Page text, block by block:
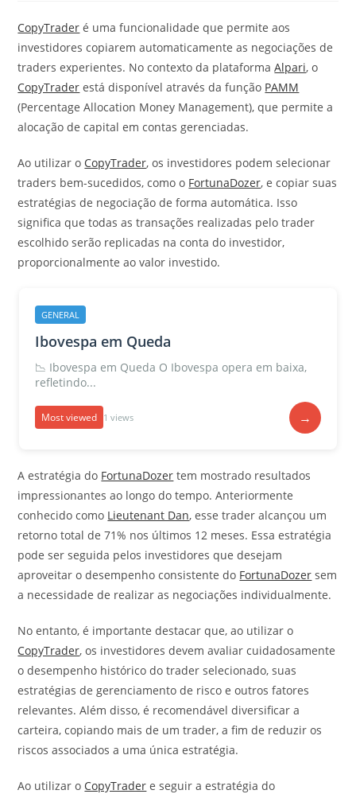
CopyTrader é uma funcionalidade que permite aos
investidores copiarem automaticamente as negociações de
traders experientes. No contexto da plataformaAlpari, o
CopyTrader está disponível através da função PAMM
(Percentage Allocation Money Management), que permite a
alocação de capital em contas gerenciadas.
Ao utilizar o CopyTrader, os investidores podem selecionar
traders bem-sucedidos, como o FortunaDozer, e copiar suas
estratégias de negociação de forma automática. Isso
significa que todas as transações realizadas pelo trader
escolhido serão replicadas na conta do investidor,
proporcionalmente ao valor investido.
GENERAL
Ibovespa em Queda
📉 Ibovespa em Queda O Ibovespa opera em baixa,
refletindo...
Most viewed 1 views →
A estratégia do FortunaDozer tem mostrado resultados
impressionantes ao longo do tempo. Anteriormente
conhecido como Lieutenant Dan, esse trader alcançou um
retorno total de 71% nos últimos 12 meses. Essa estratégia
pode ser seguida pelos investidores que desejam
aproveitar o desempenho consistente do FortunaDozer sem
a necessidade de realizar as negociações individualmente.
No entanto, é importante destacar que, ao utilizar o
CopyTrader, os investidores devem avaliar cuidadosamente
o desempenho histórico do trader selecionado, suas
estratégias de gerenciamento de risco e outros fatores
relevantes. Além disso, é recomendável diversificar a
carteira, copiando mais de um trader, a fim de reduzir os
riscos associados a uma única estratégia.
Ao utilizar o CopyTrader e seguir a estratégia do